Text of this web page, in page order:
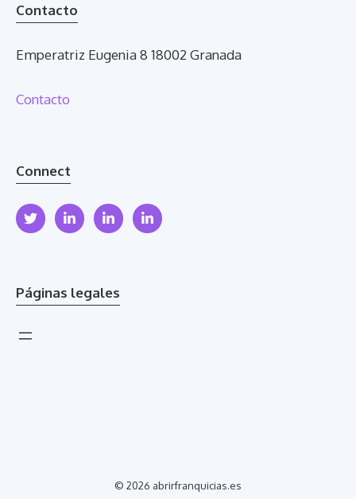
Contacto
Emperatriz Eugenia 8 18002 Granada
Contacto
Connect
Páginas legales
© 2026 abrirfranquicias.es